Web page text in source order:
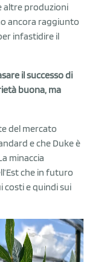
altre produzioni
ancora raggiunto
infastidire il
il successo di
buona, ma
del mercato
e che Duke è
minaccia
che in futuro
e quindi sui